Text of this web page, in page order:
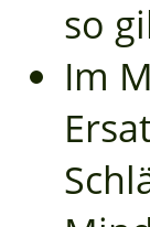
so
Im